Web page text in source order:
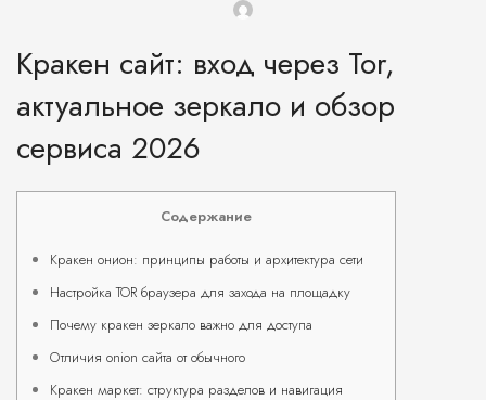
Кракен сайт: вход через Tor,
актуальное зеркало и обзор
сервиса 2026
Содержание
Кракен онион: принципы работы и архитектура сети
Настройка TOR браузера для захода на площадку
Почему кракен зеркало важно для доступа
Отличия onion сайта от обычного
Кракен маркет: структура разделов и навигация